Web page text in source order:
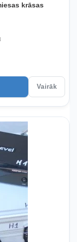
krāsas
Vairāk